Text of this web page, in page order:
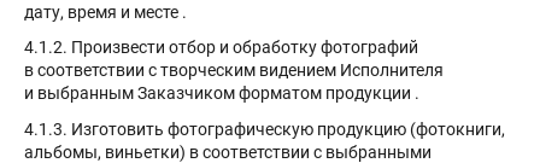
дату, время и месте .
4.1.2. Произвести отбор и обработку фотографий
в соответствии с творческим видением Исполнителя
и выбранным Заказчиком форматом продукции .
4.1.3. Изготовить фотографическую продукцию (фотокниги,
альбомы, виньетки) в соответствии с выбранными